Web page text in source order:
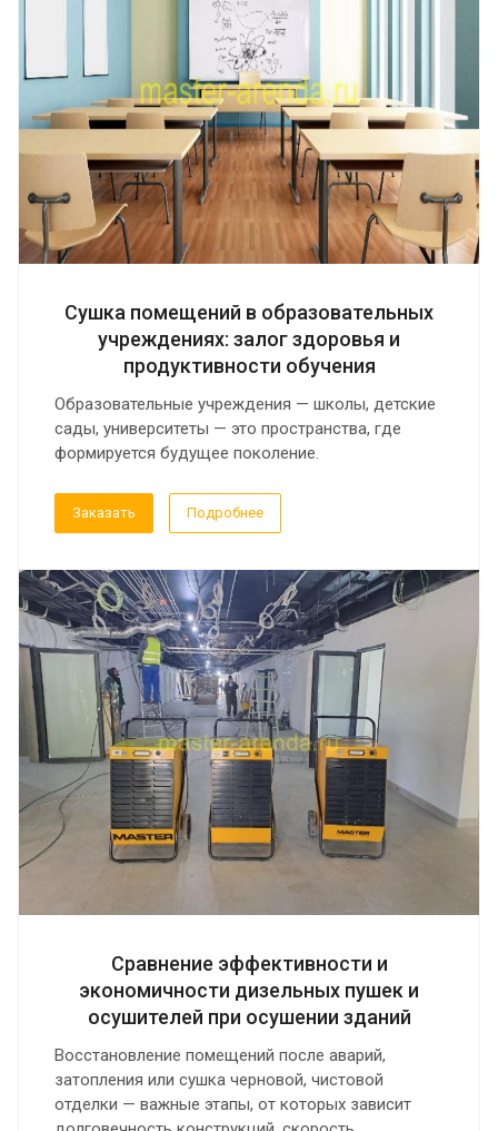
Сушка помещений в образовательных
учреждениях: залог здоровья и
продуктивности обучения
Образовательные учреждения — школы, детские
сады, университеты — это пространства, где
формируется будущее поколение.
Заказать Подробнее
Сравнение эффективности и
экономичности дизельных пушек и
осушителей при осушении зданий
Восстановление помещений после аварий,
затопления или сушка черновой, чистовой
отделки — важные этапы, от которых зависит